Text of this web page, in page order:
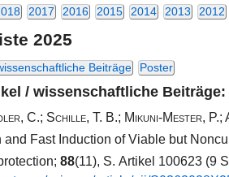
2017 2016 2015 2014 2013 2012
2025
Beiträge Poster
/ wissenschaftliche Beiträge:
C.; Schille, T. B.; Mikuni-Mester, P.;
and Fast Induction of Viable but
88(11), S. Artikel 100623 (9